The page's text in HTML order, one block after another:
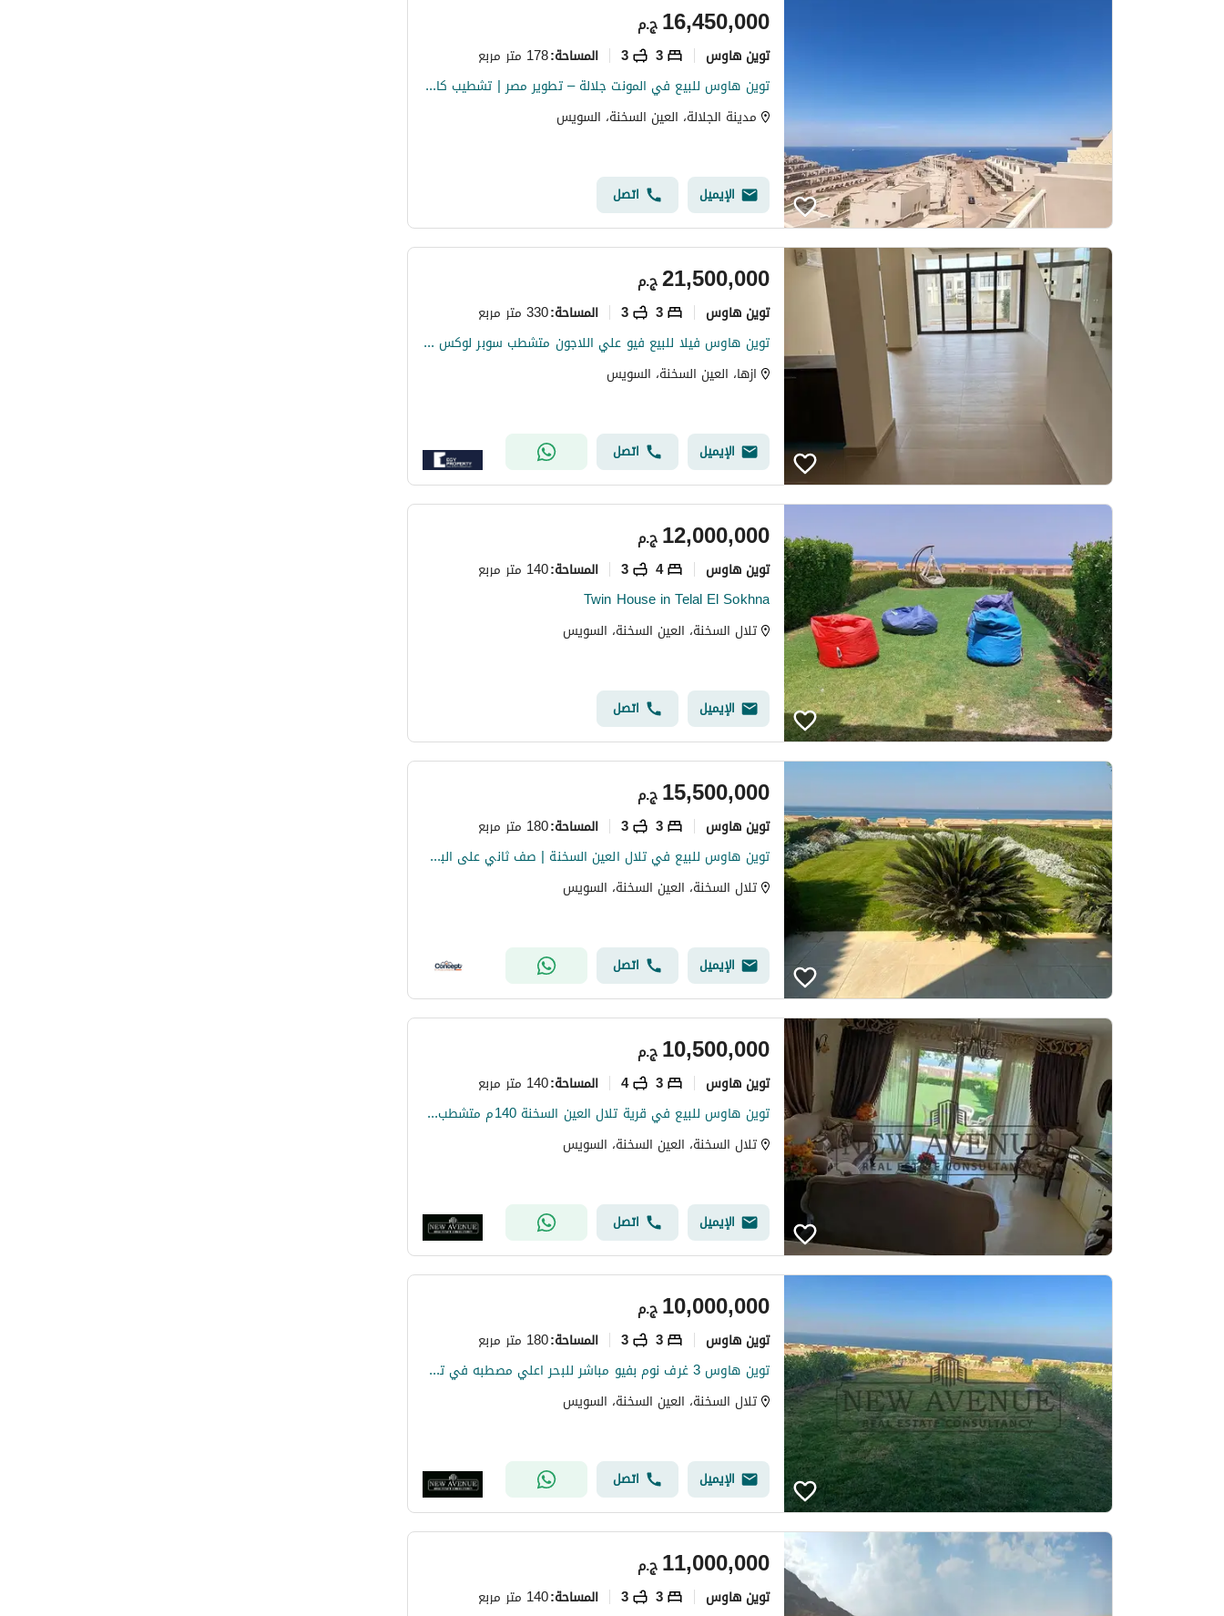
ج.م16,450,000
توين هاوس 3
3 المساحة:178 متر مربع
توين هاوس للبيع في المونت جلالة – تطوير مصر | تشطيب كامل | استلام فوري
مدينة الجلالة، العين السخنة، السويس
الإيميل اتصل
ج.م21,500,000
توين هاوس 3
3 المساحة:330 متر مربع
توين هاوس فيلا للبيع فيو علي اللاجون متشطب سوبر لوكس بالفرش والتكييفات في ازها السخنة Azha Sokhna
ازها، العين السخنة، السويس
الإيميل اتصل
ج.م12,000,000
توين هاوس 4
3 المساحة:140 متر مربع
Twin House in Telal El Sokhna
تلال السخنة، العين السخنة، السويس
الإيميل اتصل
ج.م15,500,000
توين هاوس 3
3 المساحة:180 متر مربع
توين هاوس للبيع في تلال العين السخنة | صف ثاني على البحر | فيو بحر كامل | مفروش بالكامل | 180 متر
تلال السخنة، العين السخنة، السويس
الإيميل اتصل
ج.م10,500,000
توين هاوس 3
4 المساحة:140 متر مربع
توين هاوس للبيع في قرية تلال العين السخنة 140م متشطب ومفروش بالكامل موقع مميز بإطلالة بحرية 3 غرف نوم 4 حمامات جاهز للاستلام فرصة استثمارية رائعة
تلال السخنة، العين السخنة، السويس
الإيميل اتصل
ج.م10,000,000
توين هاوس 3
3 المساحة:180 متر مربع
توين هاوس 3 غرف نوم بفيو مباشر للبحر اعلي مصطبه في تلال السخنه متشطب بالكامل و مفروش سوبر لوكس سعر لقطة جدا - Telal el sokhna
تلال السخنة، العين السخنة، السويس
الإيميل اتصل
ج.م11,000,000
توين هاوس 3
3 المساحة:140 متر مربع